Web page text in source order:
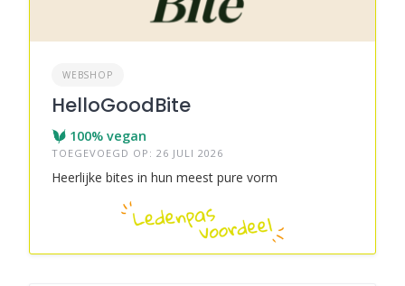
WEBSHOP
HelloGoodBite
100% vegan
TOEGEVOEGD OP: 26 JULI 2026
Heerlijke bites in hun meest pure vorm